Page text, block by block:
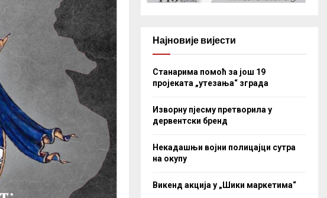
Најновије вијести
Станарима помоћ за још 19
пројеката „утезања“ зграда
Изворну пјесму претворила у
дервентски бренд
Некадашњи војни полицајци сутра
на окупу
Викенд акција у „Шики маркетима“